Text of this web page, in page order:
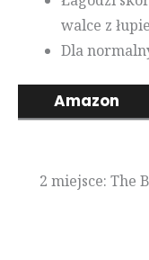
walce z
Dla
Amazon
2 miejsce: The